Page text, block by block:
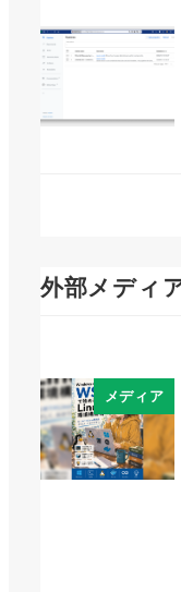
外部メディ
メディア